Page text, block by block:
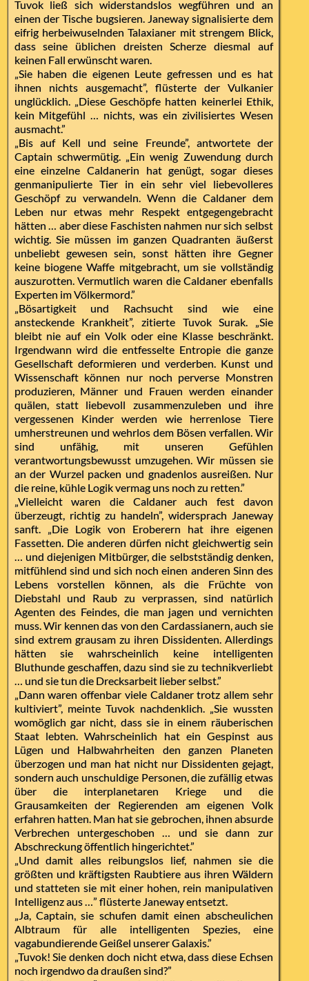
Tuvok ließ sich widerstandslos wegführen und an
einen der Tische bugsieren. Janeway signalisierte dem
eifrig herbeiwuselnden Talaxianer mit strengem Blick,
dass seine üblichen dreisten Scherze diesmal auf
keinen Fall erwünscht waren.
„Sie haben die eigenen Leute gefressen und es hat
ihnen nichts ausgemacht”, flüsterte der Vulkanier
unglücklich. „Diese Geschöpfe hatten keinerlei Ethik,
kein Mitgefühl … nichts, was ein zivilisiertes Wesen
ausmacht.”
„Bis auf Kell und seine Freunde”, antwortete der
Captain schwermütig. „Ein wenig Zuwendung durch
eine einzelne Caldanerin hat genügt, sogar dieses
genmanipulierte Tier in ein sehr viel liebevolleres
Geschöpf zu verwandeln. Wenn die Caldaner dem
Leben nur etwas mehr Respekt entgegengebracht
hätten … aber diese Faschisten nahmen nur sich selbst
wichtig. Sie müssen im ganzen Quadranten äußerst
unbeliebt gewesen sein, sonst hätten ihre Gegner
keine biogene Waffe mitgebracht, um sie vollständig
auszurotten. Vermutlich waren die Caldaner ebenfalls
Experten im Völkermord.”
„Bösartigkeit und Rachsucht sind wie eine
ansteckende Krankheit”, zitierte Tuvok Surak. „Sie
bleibt nie auf ein Volk oder eine Klasse beschränkt.
Irgendwann wird die entfesselte Entropie die ganze
Gesellschaft deformieren und verderben. Kunst und
Wissenschaft können nur noch perverse Monstren
produzieren, Männer und Frauen werden einander
quälen, statt liebevoll zusammenzuleben und ihre
vergessenen Kinder werden wie herrenlose Tiere
umherstreunen und wehrlos dem Bösen verfallen. Wir
sind unfähig, mit unseren Gefühlen
verantwortungsbewusst umzugehen. Wir müssen sie
an der Wurzel packen und gnadenlos ausreißen. Nur
die reine, kühle Logik vermag uns noch zu retten.”
„Vielleicht waren die Caldaner auch fest davon
überzeugt, richtig zu handeln”, widersprach Janeway
sanft. „Die Logik von Eroberern hat ihre eigenen
Fassetten. Die anderen dürfen nicht gleichwertig sein
… und diejenigen Mitbürger, die selbstständig denken,
mitfühlend sind und sich noch einen anderen Sinn des
Lebens vorstellen können, als die Früchte von
Diebstahl und Raub zu verprassen, sind natürlich
Agenten des Feindes, die man jagen und vernichten
muss. Wir kennen das von den Cardassianern, auch sie
sind extrem grausam zu ihren Dissidenten. Allerdings
hätten sie wahrscheinlich keine intelligenten
Bluthunde geschaffen, dazu sind sie zu technikverliebt
… und sie tun die Drecksarbeit lieber selbst.”
„Dann waren offenbar viele Caldaner trotz allem sehr
kultiviert”, meinte Tuvok nachdenklich. „Sie wussten
womöglich gar nicht, dass sie in einem räuberischen
Staat lebten. Wahrscheinlich hat ein Gespinst aus
Lügen und Halbwahrheiten den ganzen Planeten
überzogen und man hat nicht nur Dissidenten gejagt,
sondern auch unschuldige Personen, die zufällig etwas
über die interplanetaren Kriege und die
Grausamkeiten der Regierenden am eigenen Volk
erfahren hatten. Man hat sie gebrochen, ihnen absurde
Verbrechen untergeschoben … und sie dann zur
Abschreckung öffentlich hingerichtet.”
„Und damit alles reibungslos lief, nahmen sie die
größten und kräftigsten Raubtiere aus ihren Wäldern
und statteten sie mit einer hohen, rein manipulativen
Intelligenz aus …” flüsterte Janeway entsetzt.
„Ja, Captain, sie schufen damit einen abscheulichen
Albtraum für alle intelligenten Spezies, eine
vagabundierende Geißel unserer Galaxis.”
„Tuvok! Sie denken doch nicht etwa, dass diese Echsen
noch irgendwo da draußen sind?”